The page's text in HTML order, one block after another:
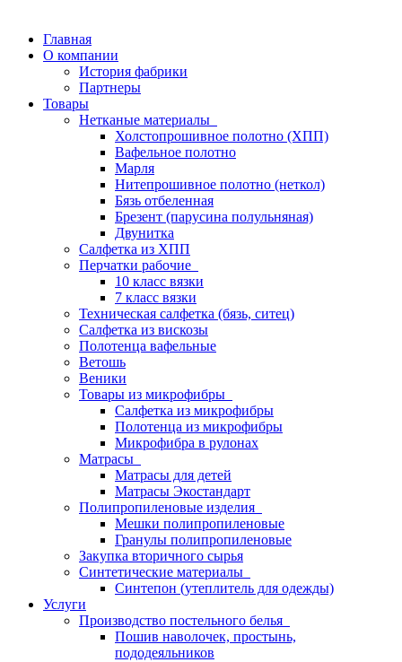
Главная
О компании
История фабрики
Партнеры
Товары
Нетканые материалы
Холстопрошивное полотно (ХПП)
Вафельное полотно
Марля
Нитепрошивное полотно (неткол)
Бязь отбеленная
Брезент (парусина полульняная)
Двунитка
Салфетка из ХПП
Перчатки рабочие
10 класс вязки
7 класс вязки
Техническая салфетка (бязь, ситец)
Салфетка из вискозы
Полотенца вафельные
Ветошь
Веники
Товары из микрофибры
Салфетка из микрофибры
Полотенца из микрофибры
Микрофибра в рулонах
Матрасы
Матрасы для детей
Матрасы Экостандарт
Полипропиленовые изделия
Мешки полипропиленовые
Гранулы полипропиленовые
Закупка вторичного сырья
Синтетические материалы
Синтепон (утеплитель для одежды)
Услуги
Производство постельного белья
Пошив наволочек, простынь,
пододеяльников